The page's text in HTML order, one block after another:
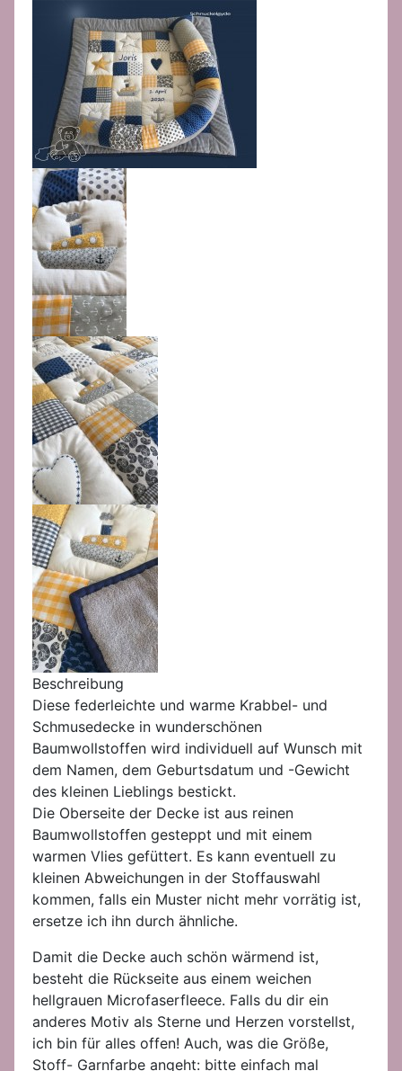
Beschreibung
Diese federleichte und warme Krabbel- und
Schmusedecke in wunderschönen
Baumwollstoffen wird individuell auf Wunsch mit
dem Namen, dem Geburtsdatum und -Gewicht
des kleinen Lieblings bestickt.
Die Oberseite der Decke ist aus reinen
Baumwollstoffen gesteppt und mit einem
warmen Vlies gefüttert. Es kann eventuell zu
kleinen Abweichungen in der Stoffauswahl
kommen, falls ein Muster nicht mehr vorrätig ist,
ersetze ich ihn durch ähnliche.
Damit die Decke auch schön wärmend ist,
besteht die Rückseite aus einem weichen
hellgrauen Microfaserfleece. Falls du dir ein
anderes Motiv als Sterne und Herzen vorstellst,
ich bin für alles offen! Auch, was die Größe,
Stoff- Garnfarbe angeht: bitte einfach mal